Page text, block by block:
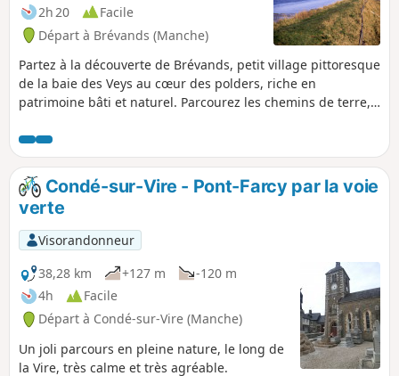
2h 20
Facile
Départ à Brévands (Manche)
Partez à la découverte de Brévands, petit village pittoresque
de la baie des Veys au cœur des polders, riche en
patrimoine bâti et naturel. Parcourez les chemins de terre,
territoire.
Condé-sur-Vire - Pont-Farcy par la voie
verte
Visorandonneur
38,28 km
+127 m
-120 m
4h
Facile
Départ à Condé-sur-Vire (Manche)
Un joli parcours en pleine nature, le long de
la Vire, très calme et très agréable.